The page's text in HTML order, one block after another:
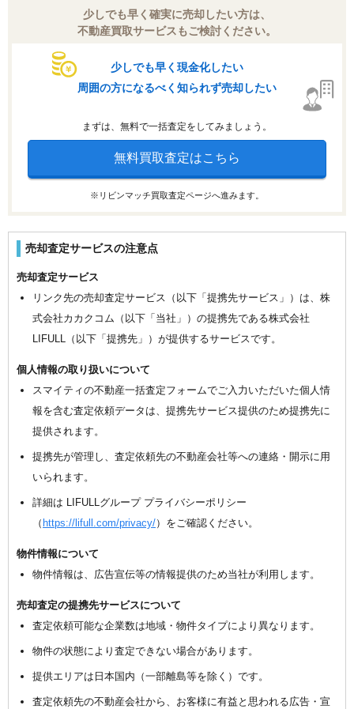
少しでも早く確実に売却したい方は、
不動産買取サービスもご検討ください。
少しでも早く現金化したい
周囲の方になるべく知られず売却したい
まずは、無料で一括査定をしてみましょう。
無料買取査定はこちら
※リビンマッチ買取査定ページへ進みます。
売却査定サービスの注意点
売却査定サービス
リンク先の売却査定サービス（以下「提携先サービス」）は、株
式会社カカクコム（以下「当社」）の提携先である株式会社
LIFULL（以下「提携先」）が提供するサービスです。
個人情報の取り扱いについて
スマイティの不動産一括査定フォームでご入力いただいた個人情
報を含む査定依頼データは、提携先サービス提供のため提携先に
提供されます。
提携先が管理し、査定依頼先の不動産会社等への連絡・開示に用
いられます。
詳細は LIFULLグループ プライバシーポリシー
（ https://lifull.com/privacy/）をご確認ください。
物件情報について
物件情報は、広告宣伝等の情報提供のため当社が利用します。
売却査定の提携先サービスについて
査定依頼可能な企業数は地域・物件タイプにより異なります。
物件の状態により査定できない場合があります。
提供エリアは日本国内（一部離島等を除く）です。
査定依頼先の不動産会社から、お客様に有益と思われる広告・宣